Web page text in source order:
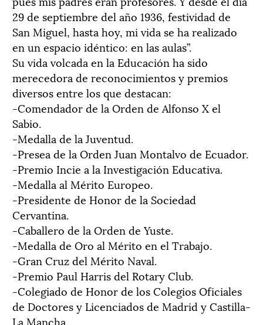
29 de septiembre del año 1936, festividad de
San Miguel, hasta hoy, mi vida se ha realizado
en un espacio idéntico: en las aulas”.
Su vida volcada en la Educación ha sido
merecedora de reconocimientos y premios
diversos entre los que destacan:
-Comendador de la Orden de Alfonso X el
Sabio.
-Medalla de la Juventud.
-Presea de la Orden Juan Montalvo de Ecuador.
-Premio Incie a la Investigación Educativa.
-Medalla al Mérito Europeo.
-Presidente de Honor de la Sociedad
Cervantina.
-Caballero de la Orden de Yuste.
-Medalla de Oro al Mérito en el Trabajo.
-Gran Cruz del Mérito Naval.
-Premio Paul Harris del Rotary Club.
-Colegiado de Honor de los Colegios Oficiales
de Doctores y Licenciados de Madrid y Castilla-
La Mancha.